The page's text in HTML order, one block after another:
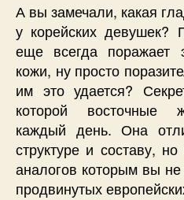
А вы замечали, какая
у корейских
еще всегда поражает
кожи, ну просто
им это удается?
которой восточные
каждый день. Она
структуре и составу,
аналогов которым вы
продвинутых